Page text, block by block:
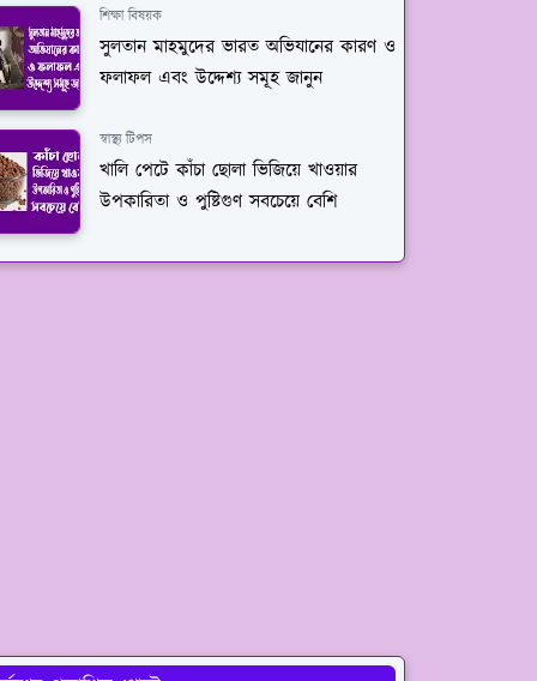
শিক্ষা বিষয়ক
সুলতান মাহমুদের ভারত অভিযানের কারণ ও
ফলাফল এবং উদ্দেশ্য সমূহ জানুন
স্বাস্থ্য টিপস
খালি পেটে কাঁচা ছোলা ভিজিয়ে খাওয়ার
উপকারিতা ও পুষ্টিগুণ সবচেয়ে বেশি